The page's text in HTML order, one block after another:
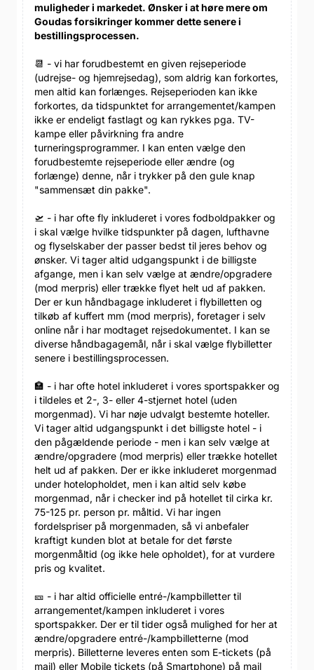
muligheder i markedet. Ønsker i at høre mere om
Goudas forsikringer kommer dette senere i
bestillingsprocessen.
📆 - vi har forudbestemt en given rejseperiode
(udrejse- og hjemrejsedag), som aldrig kan forkortes,
men altid kan forlænges. Rejseperioden kan ikke
forkortes, da tidspunktet for arrangementet/kampen
ikke er endeligt fastlagt og kan rykkes pga. TV-
kampe eller påvirkning fra andre
turneringsprogrammer. I kan enten vælge den
forudbestemte rejseperiode eller ændre (og
forlænge) denne, når i trykker på den gule knap
"sammensæt din pakke".
🛫 - i har ofte fly inkluderet i vores fodboldpakker og
i skal vælge hvilke tidspunkter på dagen, lufthavne
og flyselskaber der passer bedst til jeres behov og
ønsker. Vi tager altid udgangspunkt i de billigste
afgange, men i kan selv vælge at ændre/opgradere
(mod merpris) eller trække flyet helt ud af pakken.
Der er kun håndbagage inkluderet i flybilletten og
tilkøb af kuffert mm (mod merpris), foretager i selv
online når i har modtaget rejsedokumentet. I kan se
diverse håndbagagemål, når i skal vælge flybilletter
senere i bestillingsprocessen.
🏣 - i har ofte hotel inkluderet i vores sportspakker og
i tildeles et 2-, 3- eller 4-stjernet hotel (uden
morgenmad). Vi har nøje udvalgt bestemte hoteller.
Vi tager altid udgangspunkt i det billigste hotel - i
den pågældende periode - men i kan selv vælge at
ændre/opgradere (mod merpris) eller trække hotellet
helt ud af pakken. Der er ikke inkluderet morgenmad
under hotelopholdet, men i kan altid selv købe
morgenmad, når i checker ind på hotellet til cirka kr.
75-125 pr. person pr. måltid. Vi har ingen
fordelspriser på morgenmaden, så vi anbefaler
kraftigt kunden blot at betale for det første
morgenmåltid (og ikke hele opholdet), for at vurdere
pris og kvalitet.
🎫 - i har altid officielle entré-/kampbilletter til
arrangementet/kampen inkluderet i vores
sportspakker. Der er til tider også mulighed for her at
ændre/opgradere entré-/kampbilletterne (mod
merpris). Billetterne leveres enten som E-tickets (på
mail) eller Mobile tickets (på Smartphone) på mail